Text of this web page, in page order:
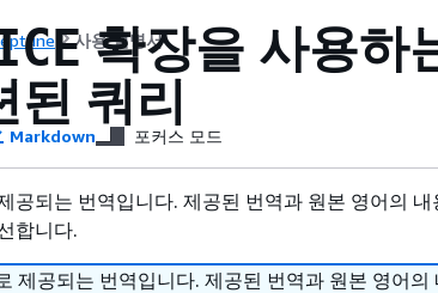
사용 설명서
확장을 사용하
된 쿼리
Markdown 포커스 모드
공되는 번역입니다. 제공된 번역과 원본 영어의
합니다.
제공되는 번역입니다. 제공된 번역과 원본 영어의